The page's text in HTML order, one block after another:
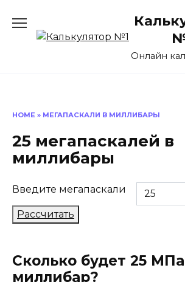
содержанию
Онлайн
HOME » МЕГАПАСКАЛИ В МИЛЛИБАРЫ
25 мегапаскалей в
миллибары
Введите мегапаскали
Рассчитать
Сколько будет 25
миллибар?